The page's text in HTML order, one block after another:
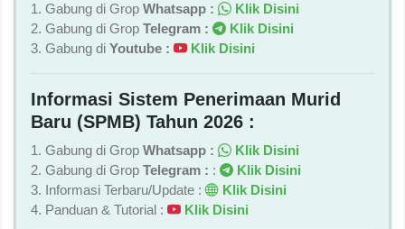
1. Gabung di Grop Whatsapp :
Klik Disini
2. Gabung di Grop Telegram :
Klik Disini
3. Gabung di Youtube : Klik Disini
Informasi Sistem Penerimaan Murid
Baru (SPMB) Tahun 2026 :
1. Gabung di Grop Whatsapp :
Klik Disini
2. Gabung di Grop Telegram : :
Klik Disini
3. Informasi Terbaru/Update :
Klik Disini
4. Panduan & Tutorial :
Klik Disini